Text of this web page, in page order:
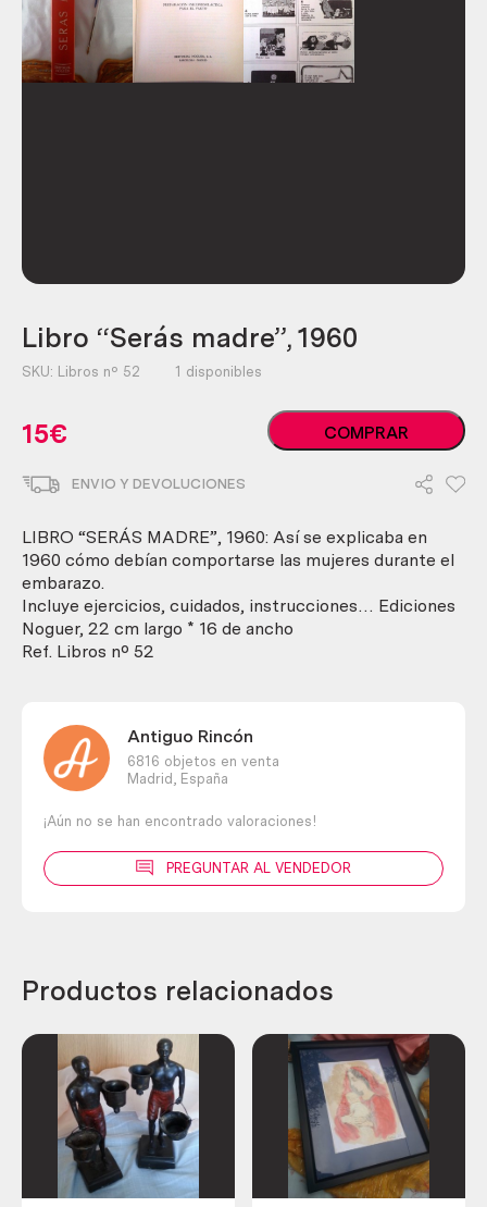
Libro “Serás madre”, 1960
SKU: Libros nº 52 1 disponibles
15€
Libro
"Serás
COMPRAR
ENVIO Y DEVOLUCIONES
LIBRO “SERÁS MADRE”, 1960: Así se explicaba en
1960 cómo debían comportarse las mujeres durante el
embarazo.
Incluye ejercicios, cuidados, instrucciones… Ediciones
Noguer, 22 cm largo * 16 de ancho
Ref. Libros nº 52
Antiguo Rincón
6816 objetos en venta
Madrid,
España
¡Aún no se han encontrado valoraciones!
PREGUNTAR AL VENDEDOR
Productos relacionados